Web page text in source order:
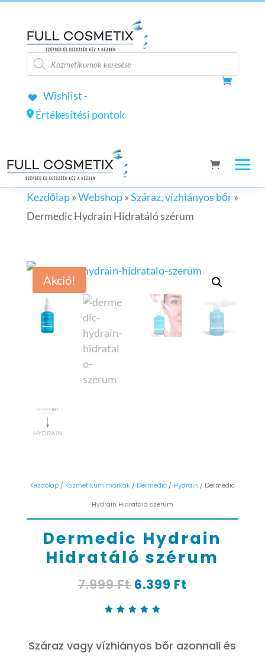
Products
search
Wishlist -
Értékesítési pontok
Kezdőlap»Webshop»Száraz, vízhiányos bőr»
Dermedic Hydrain Hidratáló szérum
Akció!
Kezdőlap/ Kozmetikum márkák / Dermedic/ Hydrain / Dermedic
Hydrain Hidratáló szérum
Dermedic Hydrain
Hidratáló szérum
7.999Ft Original
was:
6.399 Ft
5-ből,
értékelé
Száraz vagy vízhiányos bőr azonnali és